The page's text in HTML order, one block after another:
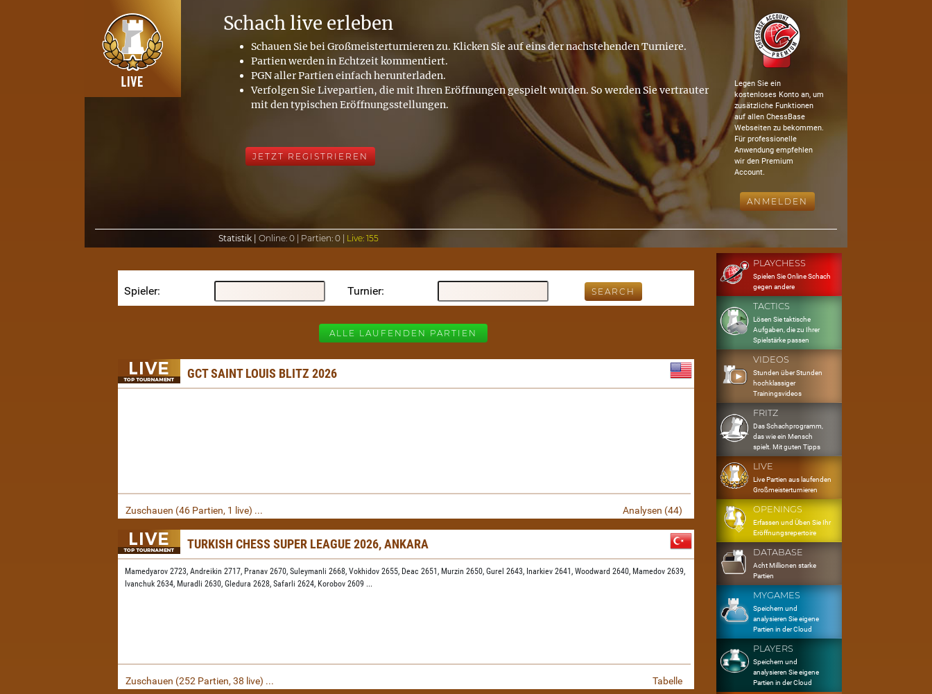
Schach live erleben
Schauen Sie bei Großmeisterturnieren zu. Klicken Sie auf eins der nachstehenden Turniere.
Partien werden in Echtzeit kommentiert.
PGN aller Partien einfach herunterladen.
Verfolgen Sie Livepartien, die mit Ihren Eröffnungen gespielt wurden. So werden Sie vertrauter
mit den typischen Eröffnungsstellungen.
JETZT REGISTRIEREN
Legen Sie ein
kostenloses Konto an, um
zusätzliche Funktionen
auf allen ChessBase
Webseiten zu bekommen.
Für professionelle
Anwendung empfehlen
wir den Premium
Account.
ANMELDEN
Statistik | Online:0 | Partien:0 | Live:155
Spieler Turnier
ALLE LAUFENDEN PARTIEN
GCT SAINT LOUIS BLITZ 2026
Zuschauen (46 Partien, 1 live) ... Analysen (44)
TURKISH CHESS SUPER LEAGUE 2026, ANKARA
Mamedyarov 2723,Andreikin 2717, Pranav 2670,Suleymanli 2668,Vokhidov 2655, Deac 2651, Murzin 2650,Gurel 2643, Inarkiev 2641,Woodward 2640, Mamedov 2639,
Ivanchuk 2634, Muradli 2630,Gledura 2628,Safarli 2624, Korobov 2609 ...
Zuschauen (252 Partien, 38 live) ... Tabelle
PLAYCHESS
Spielen Sie Online Schach
gegen andere
TACTICS
Lösen Sie taktische
Aufgaben, die zu Ihrer
Spielstärke passen
VIDEOS
Stunden über Stunden
hochklassiger
Trainingsvideos
FRITZ
Das Schachprogramm,
das wie ein Mensch
spielt. Mit guten Tipps
LIVE
Live Partien aus laufenden
Großmeisterturnieren
OPENINGS
Erfassen und Üben Sie Ihr
Eröffnungsrepertoire
DATABASE
Acht Millionen starke
Partien
MYGAMES
Speichern und
analysieren Sie eigene
Partien in der Cloud
PLAYERS
Speichern und
analysieren Sie eigene
Partien in der Cloud